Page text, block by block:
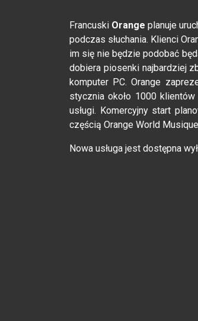
Francuski Orange planuje
podczas słuchania. Klienci
im się nie będzie podobać
dobiera piosenki najbardziej
komputer PC. Orange
stycznia około 1000
usługi. Komercyjny start
częścią Orange World
Nowa usługa jest dostępna